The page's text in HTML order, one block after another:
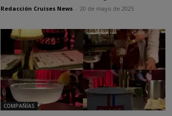
Redacción Cruises News 20 de mayo de 2025
COMPAÑÍAS